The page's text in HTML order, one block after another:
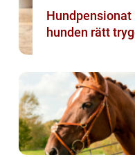
Hundpensionat i
hunden rätt